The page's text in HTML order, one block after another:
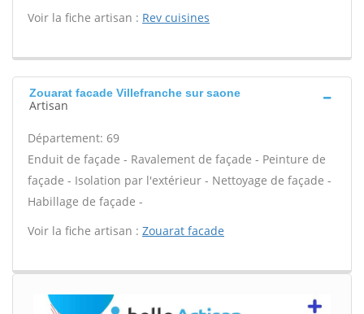
Voir la fiche artisan : Rev cuisines
Zouarat facade Villefranche sur saone
Artisan
Département: 69
Enduit de façade - Ravalement de façade - Peinture de
façade - Isolation par l'extérieur - Nettoyage de façade -
Habillage de façade -
Voir la fiche artisan : Zouarat facade